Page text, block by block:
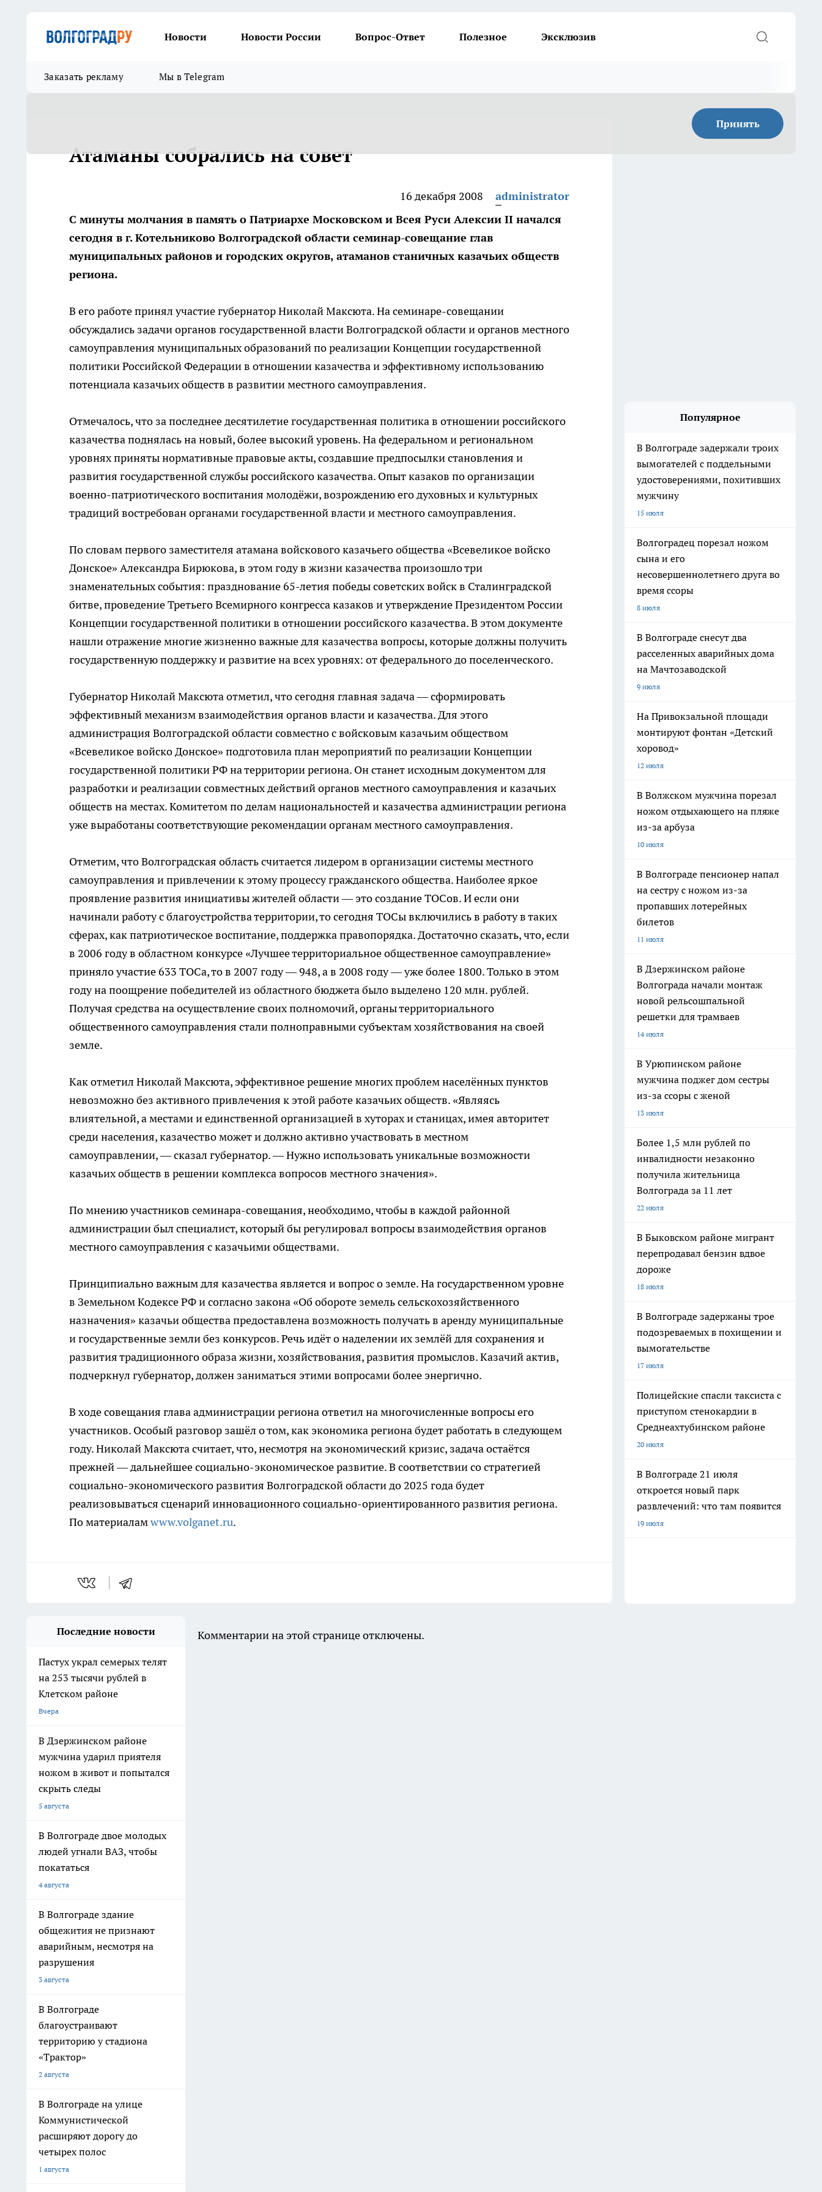
Новости Новости России Вопрос-Ответ Полезное Эксклюзив
Заказать рекламу Мы в Telegram
Принять
Атаманы собрались на совет
16 декабря 2008
administrator
С минуты молчания в память о Патриархе Московском и Всея Руси Алексии II начался
сегодня в г. Котельниково Волгоградской области семинар-совещание глав
муниципальных районов и городских округов, атаманов станичных казачьих обществ
региона.
В его работе принял участие губернатор Николай Максюта. На семинаре-совещании
обсуждались задачи органов государственной власти Волгоградской области и органов местного
самоуправления муниципальных образований по реализации Концепции государственной
политики Российской Федерации в отношении казачества и эффективному использованию
потенциала казачьих обществ в развитии местного самоуправления.
Отмечалось, что за последнее десятилетие государственная политика в отношении российского
казачества поднялась на новый, более высокий уровень. На федеральном и региональном
уровнях приняты нормативные правовые акты, создавшие предпосылки становления и
развития государственной службы российского казачества. Опыт казаков по организации
военно-патриотического воспитания молодёжи, возрождению его духовных и культурных
традиций востребован органами государственной власти и местного самоуправления.
По словам первого заместителя атамана войскового казачьего общества «Всевеликое войско
Донское» Александра Бирюкова, в этом году в жизни казачества произошло три
знаменательных события: празднование 65-летия победы советских войск в Сталинградской
битве, проведение Третьего Всемирного конгресса казаков и утверждение Президентом России
Концепции государственной политики в отношении российского казачества. В этом документе
нашли отражение многие жизненно важные для казачества вопросы, которые должны получить
государственную поддержку и развитие на всех уровнях: от федерального до поселенческого.
Губернатор Николай Максюта отметил, что сегодня главная задача — сформировать
эффективный механизм взаимодействия органов власти и казачества. Для этого
администрация Волгоградской области совместно с войсковым казачьим обществом
«Всевеликое войско Донское» подготовила план мероприятий по реализации Концепции
государственной политики РФ на территории региона. Он станет исходным документом для
разработки и реализации совместных действий органов местного самоуправления и казачьих
обществ на местах. Комитетом по делам национальностей и казачества администрации региона
уже выработаны соответствующие рекомендации органам местного самоуправления.
Отметим, что Волгоградская область считается лидером в организации системы местного
самоуправления и привлечении к этому процессу гражданского общества. Наиболее яркое
проявление развития инициативы жителей области — это создание ТОСов. И если они
начинали работу с благоустройства территории, то сегодня ТОСы включились в работу в таких
сферах, как патриотическое воспитание, поддержка правопорядка. Достаточно сказать, что, если
в 2006 году в областном конкурсе «Лучшее территориальное общественное самоуправление»
приняло участие 633 ТОСа, то в 2007 году — 948, а в 2008 году — уже более 1800. Только в этом
году на поощрение победителей из областного бюджета было выделено 120 млн. рублей.
Получая средства на осуществление своих полномочий, органы территориального
общественного самоуправления стали полноправными субъектам хозяйствования на своей
земле.
Как отметил Николай Максюта, эффективное решение многих проблем населённых пунктов
невозможно без активного привлечения к этой работе казачьих обществ. «Являясь
влиятельной, а местами и единственной организацией в хуторах и станицах, имея авторитет
среди населения, казачество может и должно активно участвовать в местном
самоуправлении, — сказал губернатор. — Нужно использовать уникальные возможности
казачьих обществ в решении комплекса вопросов местного значения».
По мнению участников семинара-совещания, необходимо, чтобы в каждой районной
администрации был специалист, который бы регулировал вопросы взаимодействия органов
местного самоуправления с казачьими обществами.
Принципиально важным для казачества является и вопрос о земле. На государственном уровне
в Земельном Кодексе РФ и согласно закона «Об обороте земель сельскохозяйственного
назначения» казачьи общества предоставлена возможность получать в аренду муниципальные
и государственные земли без конкурсов. Речь идёт о наделении их землёй для сохранения и
развития традиционного образа жизни, хозяйствования, развития промыслов. Казачий актив,
подчеркнул губернатор, должен заниматься этими вопросами более энергично.
В ходе совещания глава администрации региона ответил на многочисленные вопросы его
участников. Особый разговор зашёл о том, как экономика региона будет работать в следующем
году. Николай Максюта считает, что, несмотря на экономический кризис, задача остаётся
прежней — дальнейшее социально-экономическое развитие. В соответствии со стратегией
социально-экономического развития Волгоградской области до 2025 года будет
реализовываться сценарий инновационного социально-ориентированного развития региона.
По материаламwww.volganet.ru.
Популярное
В Волгограде задержали троих
вымогателей с поддельными
удостоверениями, похитивших
мужчину
15 июля
Волгоградец порезал ножом
сына и его
несовершеннолетнего друга во
время ссоры
8 июля
В Волгограде снесут два
расселенных аварийных дома
на Мачтозаводской
9 июля
На Привокзальной площади
монтируют фонтан «Детский
хоровод»
12 июля
В Волжском мужчина порезал
ножом отдыхающего на пляже
из-за арбуза
10 июля
В Волгограде пенсионер напал
на сестру с ножом из-за
пропавших лотерейных
билетов
11 июля
В Дзержинском районе
Волгограда начали монтаж
новой рельсошпальной
решетки для трамваев
14 июля
В Урюпинском районе
мужчина поджег дом сестры
из-за ссоры с женой
13 июля
Более 1,5 млн рублей по
инвалидности незаконно
получила жительница
Волгограда за 11 лет
22 июля
В Быковском районе мигрант
перепродавал бензин вдвое
дороже
18 июля
В Волгограде задержаны трое
подозреваемых в похищении и
вымогательстве
17 июля
Полицейские спасли таксиста с
приступом стенокардии в
Среднеахтубинском районе
20 июля
В Волгограде 21 июля
откроется новый парк
развлечений: что там появится
19 июля
Последние новости
Пастух украл семерых телят
на 253 тысячи рублей в
Клетском районе
Вчера
В Дзержинском районе
мужчина ударил приятеля
ножом в живот и попытался
скрыть следы
5 августа
В Волгограде двое молодых
людей угнали ВАЗ, чтобы
покататься
4 августа
В Волгограде здание
общежития не признают
аварийным, несмотря на
разрушения
3 августа
В Волгограде
благоустраивают
территорию у стадиона
«Трактор»
2 августа
В Волгограде на улице
Коммунистической
расширяют дорогу до
четырех полос
1 августа
Комментарии на этой странице отключены.